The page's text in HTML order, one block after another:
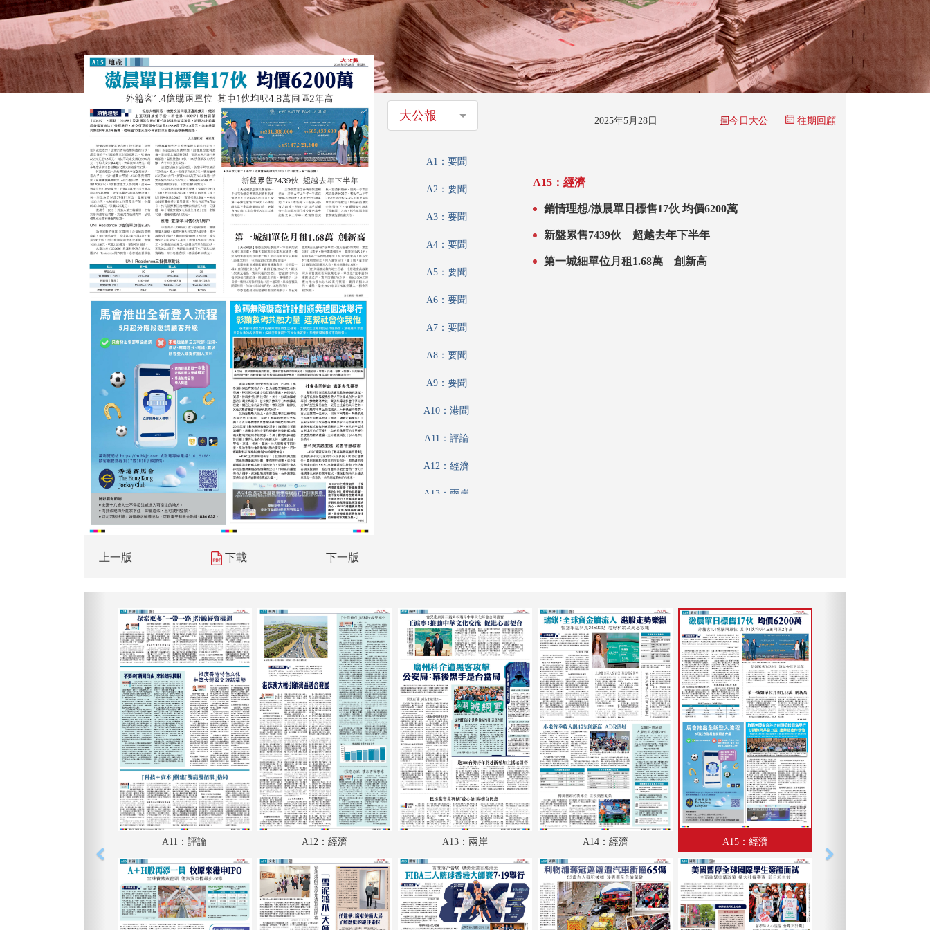
上一版 下載 下一版
大公報 大公報 2025年5月28日 今日大公 往期回顧
A1：要聞
A2：要聞
A3：要聞
A4：要聞
A5：要聞
A6：要聞
A7：要聞
A8：要聞
A9：要聞
A10：港聞
A11：評論
A12：經濟
A13：兩岸
A18：體育
A19：國際
A20：國際
B1：體育
B2：大公園
B3：小公園
B4：經濟
A15：經濟
銷情理想/滶晨單日標售17伙 均價6200萬
新盤累售7439伙 超越去年下半年
第一城細單位月租1.68萬 創新高
A11：評論 A12：經濟 A13：兩岸 A14：經濟 A15：經濟